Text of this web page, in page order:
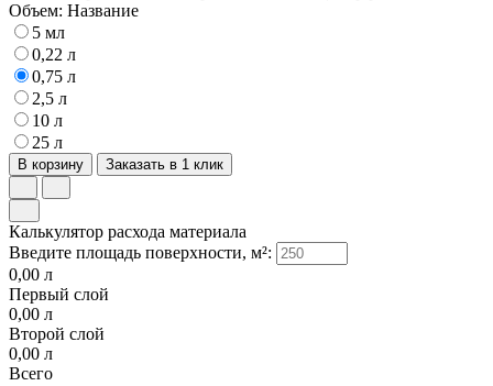
Объем: Название
5 мл
0,22 л
0,75 л
2,5 л
10 л
25 л
В корзину Заказать в 1 клик
Калькулятор расхода материала
Введите площадь поверхности, м²:
0,00 л
Первый слой
0,00 л
Второй слой
0,00 л
Всего